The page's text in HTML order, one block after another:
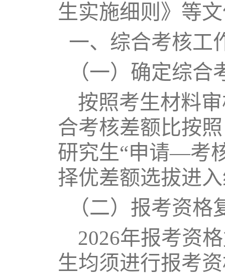
生实施细则》等
一、综合考核工
（一）确定综合
按照考生材料
合考核差额比按
研究生“申请—考
择优差额选拔进
（二）报考资格
2026年报考资
生均须进行报考